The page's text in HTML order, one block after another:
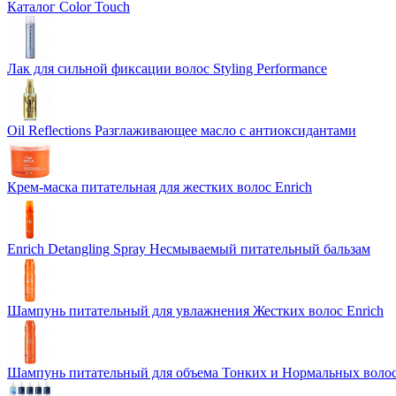
Каталог Color Touch
Лак для сильной фиксации волос Styling Performance
Oil Reflections Разглаживающее масло с антиоксидантами
Крем-маска питательная для жестких волос Enrich
Enrich Detangling Spray Несмываемый питательный бальзам
Шампунь питательный для увлажнения Жестких волос Enrich
Шампунь питательный для объема Тонких и Нормальных